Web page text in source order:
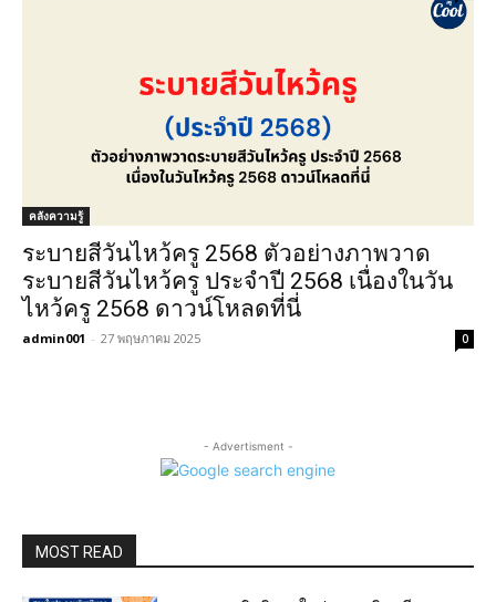
คลังความรู้
ระบายสีวันไหว้ครู 2568 ตัวอย่างภาพวาด
ระบายสีวันไหว้ครู ประจำปี 2568 เนื่องในวัน
ไหว้ครู 2568 ดาวน์โหลดที่นี่
admin001 - 27 พฤษภาคม 2025 0
- Advertisment -
MOST READ